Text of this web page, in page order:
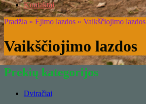
Kontaktai
Pradžia » Ėjimo lazdos » Vaikščiojimo lazdos
Vaikščiojimo lazdos
Prekių kategorijos
Dviračiai